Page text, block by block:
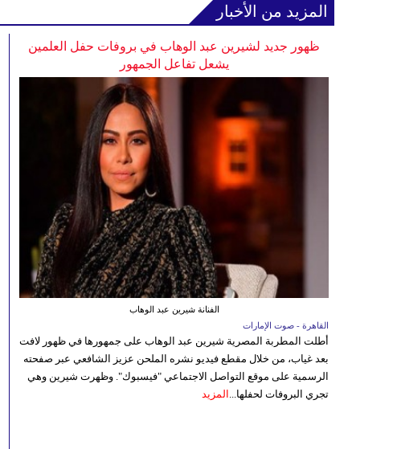
المزيد من الأخبار
ظهور جديد لشيرين عبد الوهاب في بروفات حفل العلمين
يشعل تفاعل الجمهور
الفنانة شيرين عبد الوهاب
القاهرة - صوت الإمارات
أطلت المطربة المصرية شيرين عبد الوهاب على جمهورها في ظهور لافت
بعد غياب، من خلال مقطع فيديو نشره الملحن عزيز الشافعي عبر صفحته
الرسمية على موقع التواصل الاجتماعي "فيسبوك". وظهرت شيرين وهي
تجري البروفات لحفلها... المزيد